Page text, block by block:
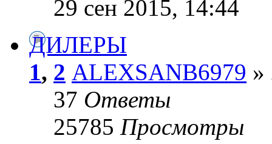
29 сен 2015, 14:44
ДИЛЕРЫ
1, 2 ALEXSANB6979 »
37 Ответы
25785 Просмотры